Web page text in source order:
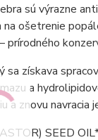
sú výrazne
ošetrenie
prírodného
získava
a
a znovu navracia
SEED